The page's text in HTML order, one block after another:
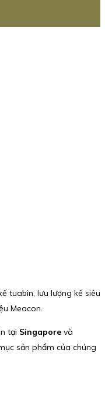
tuabin, lưu lượng kế siêu
Meacon.
tại Singapore và
sản phẩm của chúng